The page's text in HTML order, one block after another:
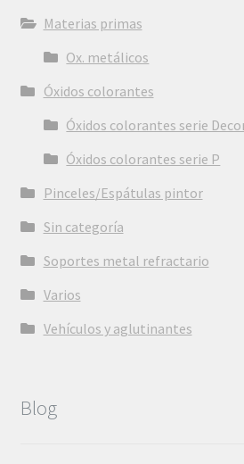
Materias primas
Ox. metálicos
Óxidos colorantes
Óxidos colorantes serie
Óxidos colorantes serie P
Pinceles/Espátulas pintor
Sin categoría
Soportes metal refractario
Varios
Vehículos y aglutinantes
Blog